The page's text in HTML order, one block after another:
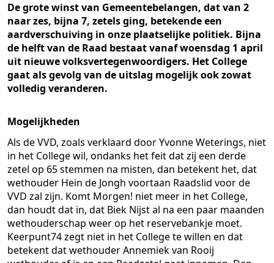
De grote winst van Gemeentebelangen, dat van 2
naar zes, bijna 7, zetels ging, betekende een
aardverschuiving in onze plaatselijke politiek. Bijna
de helft van de Raad bestaat vanaf woensdag 1 april
uit nieuwe volksvertegenwoordigers. Het College
gaat als gevolg van de uitslag mogelijk ook zowat
volledig veranderen.
Mogelijkheden
Als de VVD, zoals verklaard door Yvonne Weterings, niet
in het College wil, ondanks het feit dat zij een derde
zetel op 65 stemmen na misten, dan betekent het, dat
wethouder Hein de Jongh voortaan Raadslid voor de
VVD zal zijn. Komt Morgen! niet meer in het College,
dan houdt dat in, dat Biek Nijst al na een paar maanden
wethouderschap weer op het reservebankje moet.
Keerpunt74 zegt niet in het College te willen en dat
betekent dat wethouder Annemiek van Rooij